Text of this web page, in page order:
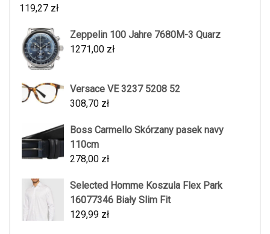
119,27 zł
Zeppelin 100 Jahre 7680M-3 Quarz
1271,00 zł
Versace VE 3237 5208 52
308,70 zł
Boss Carmello Skórzany pasek navy
110cm
278,00 zł
Selected Homme Koszula Flex Park
16077346 Biały Slim Fit
129,99 zł